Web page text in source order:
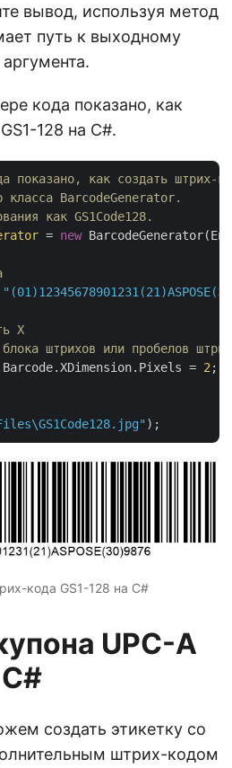
вывод, используя метод
путь к выходному
кода показано, как
128 на C#.
показано, как создать штрих-
класса BarcodeGenerator.
как GS1Code128.
= new
X
штрихов или пробелов
= 2 ;
кода GS1-128 на С#
UPC-A
создать этикетку со
штрих-кодом